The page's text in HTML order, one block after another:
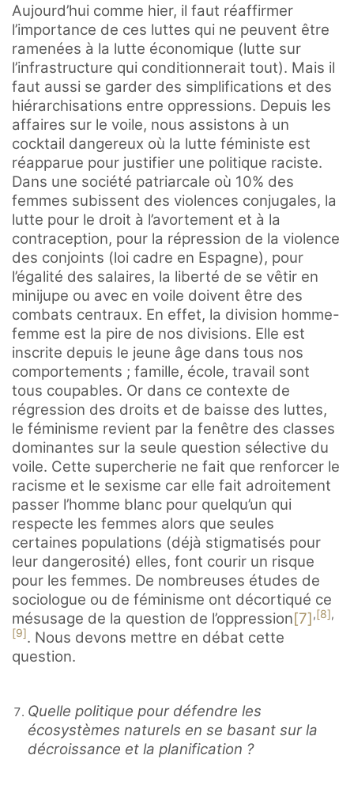
Aujourd’hui comme hier, il faut réaffirmer
l’importance de ces luttes qui ne peuvent être
ramenées à la lutte économique (lutte sur
l’infrastructure qui conditionnerait tout). Mais il
faut aussi se garder des simplifications et des
hiérarchisations entre oppressions. Depuis les
affaires sur le voile, nous assistons à un
cocktail dangereux où la lutte féministe est
réapparue pour justifier une politique raciste.
Dans une société patriarcale où 10% des
femmes subissent des violences conjugales, la
lutte pour le droit à l’avortement et à la
contraception, pour la répression de la violence
des conjoints (loi cadre en Espagne), pour
l’égalité des salaires, la liberté de se vêtir en
minijupe ou avec en voile doivent être des
combats centraux. En effet, la division homme-
femme est la pire de nos divisions. Elle est
inscrite depuis le jeune âge dans tous nos
comportements ; famille, école, travail sont
tous coupables. Or dans ce contexte de
régression des droits et de baisse des luttes,
le féminisme revient par la fenêtre des classes
dominantes sur la seule question sélective du
voile. Cette supercherie ne fait que renforcer le
racisme et le sexisme car elle fait adroitement
passer l’homme blanc pour quelqu’un qui
respecte les femmes alors que seules
certaines populations (déjà stigmatisés pour
leur dangerosité) elles, font courir un risque
pour les femmes. De nombreuses études de
sociologue ou de féminisme ont décortiqué ce
mésusage de la question de l’oppression[7],[8],
[9]. Nous devons mettre en débat cette
question.
Quelle politique pour défendre les
écosystèmes naturels en se basant sur la
décroissance et la planification ?